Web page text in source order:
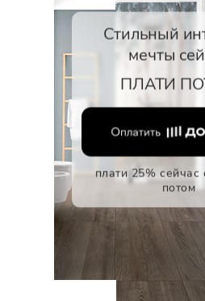
Стильный
мечты
ПЛАТИ
плати 25% сейчас
потом